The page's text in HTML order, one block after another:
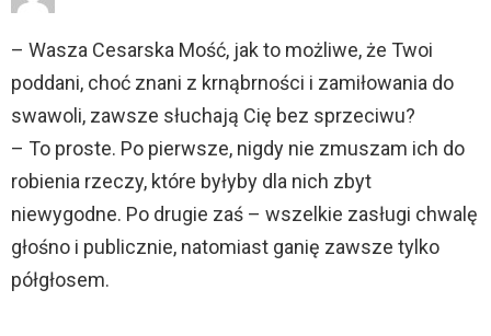
– Wasza Cesarska Mość, jak to możliwe, że Twoi
poddani, choć znani z krnąbrności i zamiłowania do
swawoli, zawsze słuchają Cię bez sprzeciwu?
– To proste. Po pierwsze, nigdy nie zmuszam ich do
robienia rzeczy, które byłyby dla nich zbyt
niewygodne. Po drugie zaś – wszelkie zasługi chwalę
głośno i publicznie, natomiast ganię zawsze tylko
półgłosem.